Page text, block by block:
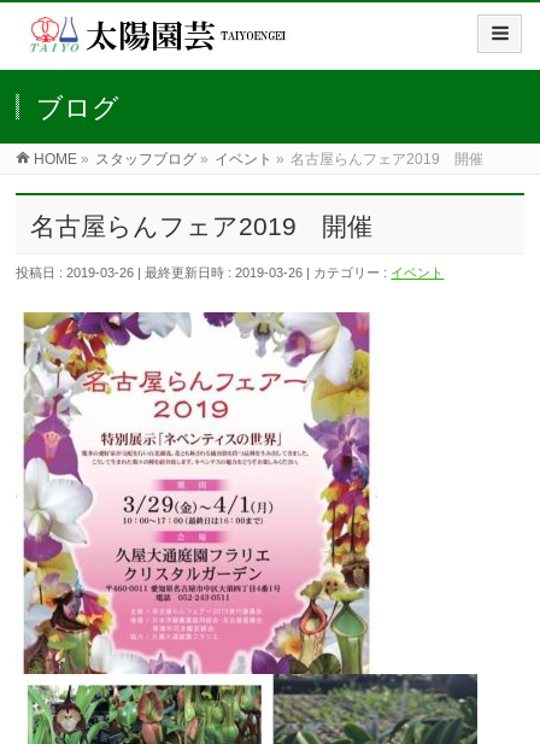
ブログ
HOME » スタッフブログ » イベント » 名古屋らんフェア2019 開催
名古屋らんフェア2019 開催
投稿日 : 2019-03-26 最終更新日時 : 2019-03-26 カテゴリー : イベント